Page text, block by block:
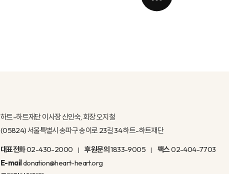
하트-하트재단 이사장 신인숙, 회장 오지철
(05824) 서울특별시 송파구 송이로 23길 34 하트-하트재단
대표전화02-430-2000 후원문의1833-9005 팩스02-404-7703
E-maildonation@heart-heart.org